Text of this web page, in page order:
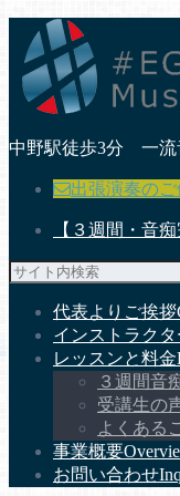
中野駅徒歩3分 一流
出張演奏の
【３週間・音
代表よりご挨拶
インストラクタ
レッスンと料金
３週間音
受講生の
よくある
事業概要
お問い合わせ